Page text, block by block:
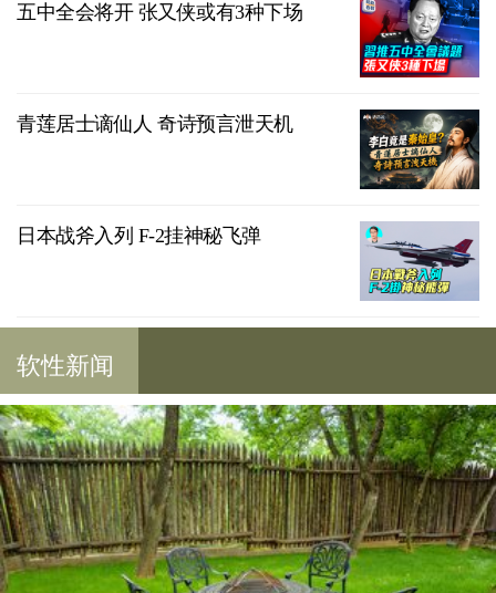
五中全会将开 张又侠或有3种下场
青莲居士谪仙人 奇诗预言泄天机
日本战斧入列 F-2挂神秘飞弹
软性新闻